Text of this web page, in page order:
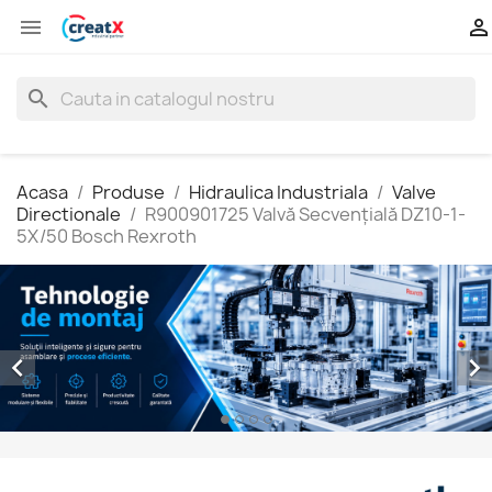
 
search
Acasa Produse Hidraulica Industriala
Valve
Directionale
R900901725 Valvă Secvenţială DZ10-1-
5X/50 Bosch Rexroth
 